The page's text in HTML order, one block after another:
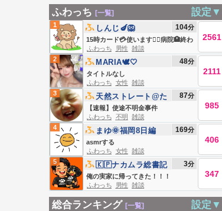
ふわっち [一覧] 設定▼
1
15時カード💳使います🙇‍♂️病院🏥終わ
り🎵
しんじ🍆🦁 104分
2561
ふわっち 男性 雑談
2
タイトルなし
MARIA🕊🤍 48分
2111
ふわっち 女性 雑談
3
【速報】使途不明金事件
天然ストレート@た
かしゼミ
87分
985
ふわっち 不明 雑談
4
asmrする
まゆ🌞福岡8日編 169分
406
ふわっち 女性 雑談
5
俺の実家に帰ってきた！！！
🇰🇵ナカムラ総書記
🇰🇵
3分
347
ふわっち 男性 雑談
総合ランキング [一覧] 設定▼